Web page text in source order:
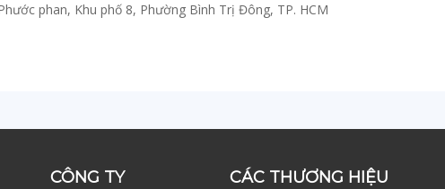
phan, Khu phố 8, Phường Bình Trị Đông, TP. HCM
CÔNG TY CÁC THƯƠNG HIỆU